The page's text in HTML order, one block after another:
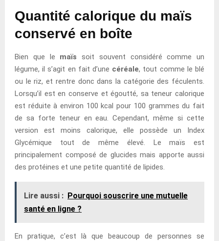
Quantité calorique du maïs
conservé en boîte
Bien que le maïs soit souvent considéré comme un
légume, il s’agit en fait d’une céréale, tout comme le blé
ou le riz, et rentre donc dans la catégorie des féculents.
Lorsqu’il est en conserve et égoutté, sa teneur calorique
est réduite à environ 100 kcal pour 100 grammes du fait
de sa forte teneur en eau. Cependant, même si cette
version est moins calorique, elle possède un Index
Glycémique tout de même élevé. Le maïs est
principalement composé de glucides mais apporte aussi
des protéines et une petite quantité de lipides.
Lire aussi : Pourquoi souscrire une mutuelle
santé en ligne ?
En pratique, c’est là que beaucoup de personnes se